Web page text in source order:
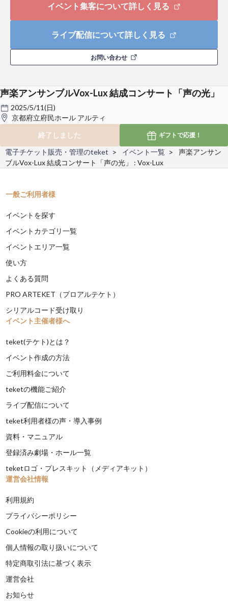
イベント集客について詳しく見る
ライブ配信について詳しく見る
お問い合わせ
声楽アンサンブルVox-Lux 結成コンサート「声の光」
2025/5/11(日)
京都府立府民ホール アルティ
終了しました
ギフトで応援！
電子チケット販売・管理のteket イベント一覧
声楽アンサン
ブルVox-Lux 結成コンサート「声の光」 : Vox-Lux
一般ご利用者様
イベントを探す
イベントカテゴリ一覧
イベントエリア一覧
使い方
よくある質問
PRO ARTEKET（プロアルテケト）
シリアルコード受け取り
イベント主催者様へ
teket(テケト)とは？
イベント作成の方法
ご利用料金について
teketの機能ご紹介
ライブ配信について
teket利用者様の声・導入事例
資料・マニュアル
登録済み劇場・ホール一覧
teketロゴ・プレスキット（メディアキット）
運営会社情報
利用規約
プライバシーポリシー
Cookieの利用について
個人情報の取り扱いについて
特定商取引法に基づく表示
運営会社
お知らせ